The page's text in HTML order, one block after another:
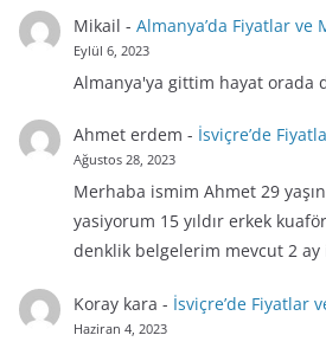
Mikail - Almanya’da Fiyatlar ve
Eylül 6, 2023
Almanya'ya gittim hayat orada
Ahmet erdem - İsviçre’de
Ağustos 28, 2023
Merhaba ismim Ahmet 29
yasiyorum 15 yıldır erkek
denklik belgelerim mevcut 2
Koray kara - İsviçre’de Fiyatlar
Haziran 4, 2023